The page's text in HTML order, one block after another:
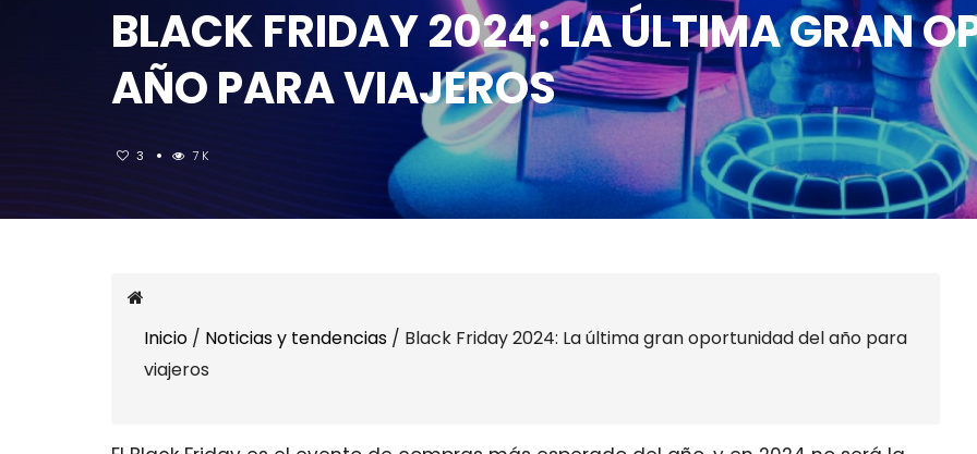
BLACK FRIDAY 2024: LA ÚLTIMA GRAN
AÑO PARA VIAJEROS
3 7K
Inicio / Noticias y tendencias / Black Friday 2024: La última gran oportunidad del año para
viajeros